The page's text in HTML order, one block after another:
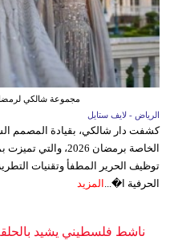
مجموعة شالكي لرمضان 2026 - الصورة من
الرياض - لايف ستايل
كشفت دار شالكي، بقيادة المصمم
الخاصة برمضان
توظيف الحرير المطفأ وتقنيات
الحرفية ا�... المزيد
ناشط فلسطيني يشيد